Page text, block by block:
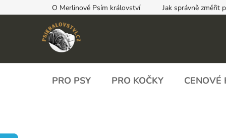
na
O Merlinově Psím království Jak správně změřit
PRO PSY PRO KOČKY CENOVÉ